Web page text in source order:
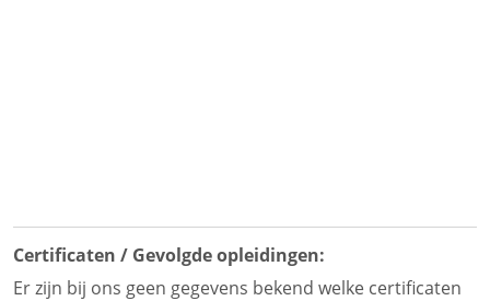
Certificaten / Gevolgde opleidingen:
Er zijn bij ons geen gegevens bekend welke certificaten